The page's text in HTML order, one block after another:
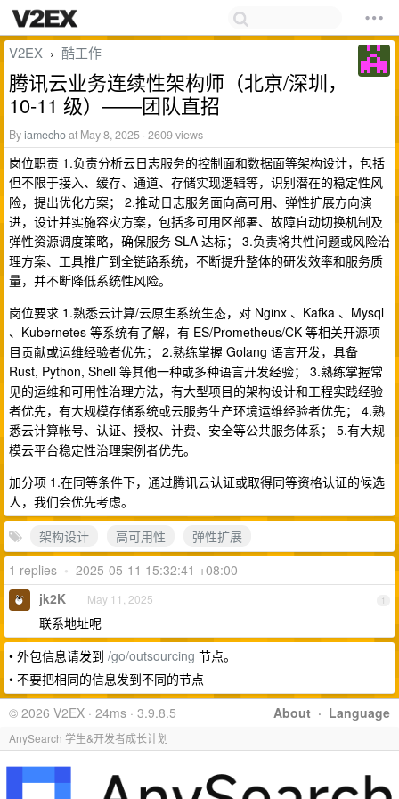
V2EX › 酷工作
腾讯云业务连续性架构师（北京/深圳，
10-11 级）——团队直招
Byiamechoat May 8, 2025 · 2609 views
岗位职责 1.负责分析云日志服务的控制面和数据面等架构设计，包括
但不限于接入、缓存、通道、存储实现逻辑等，识别潜在的稳定性风
险，提出优化方案； 2.推动日志服务面向高可用、弹性扩展方向演
进，设计并实施容灾方案，包括多可用区部署、故障自动切换机制及
弹性资源调度策略，确保服务 SLA 达标； 3.负责将共性问题或风险治
理方案、工具推广到全链路系统，不断提升整体的研发效率和服务质
量，并不断降低系统性风险。
岗位要求 1.熟悉云计算/云原生系统生态，对 Nginx 、Kafka 、Mysql
、Kubernetes 等系统有了解，有 ES/Prometheus/CK 等相关开源项
目贡献或运维经验者优先； 2.熟练掌握 Golang 语言开发，具备
Rust, Python, Shell 等其他一种或多种语言开发经验； 3.熟练掌握常
见的运维和可用性治理方法，有大型项目的架构设计和工程实践经验
者优先，有大规模存储系统或云服务生产环境运维经验者优先； 4.熟
悉云计算帐号、认证、授权、计费、安全等公共服务体系； 5.有大规
模云平台稳定性治理案例者优先。
加分项 1.在同等条件下，通过腾讯云认证或取得同等资格认证的候选
人，我们会优先考虑。
架构设计
高可用性
弹性扩展
1 replies • 2025-05-11 15:32:41 +08:00
1
jk2K May 11, 2025
联系地址呢
• 外包信息请发到 /go/outsourcing 节点。
• 不要把相同的信息发到不同的节点
About · Language
© 2026 V2EX · 24ms · 3.9.8.5
AnySearch 学生&开发者成长计划